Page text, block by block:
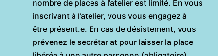
nombre de places à l’atelier est limité. En vous
inscrivant à l’atelier, vous vous engagez à
être présent.e. En cas de désistement, vous
prévenez le secrétariat pour laisser la place